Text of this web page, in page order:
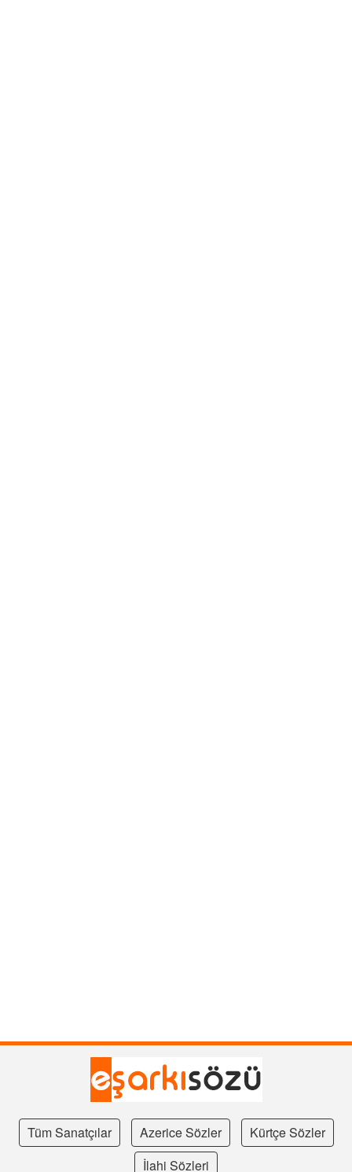
Tüm Sanatçılar Azerice Sözler
Kürtçe Sözler
İlahi Sözleri